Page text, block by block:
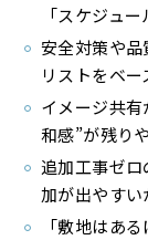
「スケジュ
安全対策や
リストをベ
イメージ共
和感”が残り
追加工事ゼ
加が出やすい
「敷地はあ